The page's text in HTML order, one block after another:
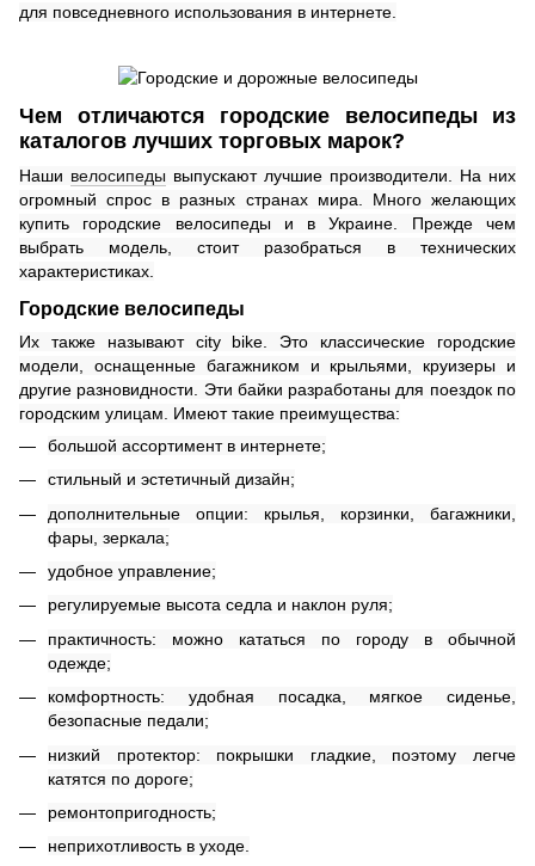
для повседневного использования в интернете.
Чем отличаются городские велосипеды из
каталогов лучших торговых марок?
Наши велосипеды выпускают лучшие производители. На них
огромный спрос в разных странах мира. Много желающих
купить городские велосипеды и в Украине. Прежде чем
выбрать модель, стоит разобраться в технических
характеристиках.
Городские велосипеды
Их также называют city bike. Это классические городские
модели, оснащенные багажником и крыльями, круизеры и
другие разновидности. Эти байки разработаны для поездок по
городским улицам. Имеют такие преимущества:
большой ассортимент в интернете;
стильный и эстетичный дизайн;
дополнительные опции: крылья, корзинки, багажники,
фары, зеркала;
удобное управление;
регулируемые высота седла и наклон руля;
практичность: можно кататься по городу в обычной
одежде;
комфортность: удобная посадка, мягкое сиденье,
безопасные педали;
низкий протектор: покрышки гладкие, поэтому легче
катятся по дороге;
ремонтопригодность;
неприхотливость в уходе.